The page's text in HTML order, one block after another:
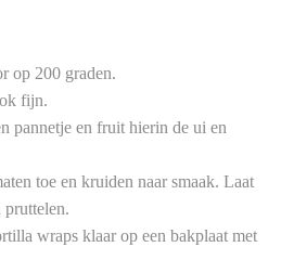
op 200 graden.
fijn.
pannetje en fruit hierin de ui en
toe en kruiden naar smaak. Laat
pruttelen.
wraps klaar op een bakplaat met